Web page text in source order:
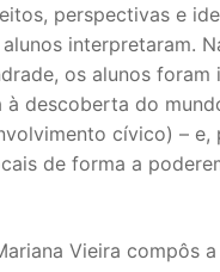
perspectivas e
interpretaram.
os alunos
descoberta do
cívico) –
de forma a
Vieira compôs